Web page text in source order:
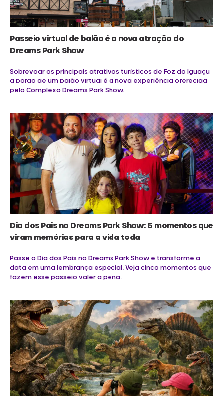
Passeio virtual de balão é a nova atração do
Dreams Park Show
Sobrevoar os principais atrativos turísticos de Foz do Iguaçu
a bordo de um balão virtual é a nova experiência oferecida
pelo Complexo Dreams Park Show.
Dia dos Pais no Dreams Park Show: 5 momentos que
viram memórias para a vida toda
Passe o Dia dos Pais no Dreams Park Show e transforme a
data em uma lembrança especial. Veja cinco momentos que
fazem esse passeio valer a pena.